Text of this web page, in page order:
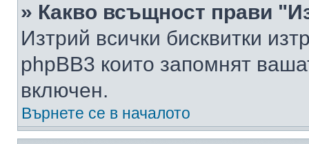
» Какво всъщност прави
Изтрий всички бисквитки
phpBB3 които запомнят
включен.
Върнете се в началото